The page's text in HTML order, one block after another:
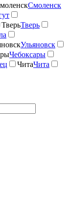
Смоленск
ТверьТверь
Ульяновск
Чебоксары
ЧитаЧита